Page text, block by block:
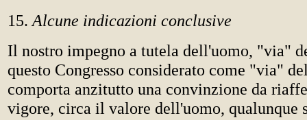
15. Alcune indicazioni conclusive
Il nostro impegno a tutela dell'uomo, "via"
questo Congresso considerato come "via"
comporta anzitutto una convinzione da
vigore, circa il valore dell'uomo, qualunque